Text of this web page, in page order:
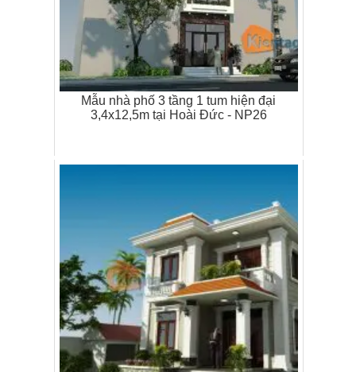
Mẫu nhà phố 3 tầng 1 tum hiện đại
3,4x12,5m tại Hoài Đức - NP26